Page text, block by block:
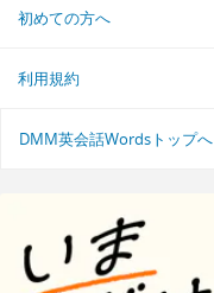
初めての方へ
利用規約
DMM英会話Wordsトップへ